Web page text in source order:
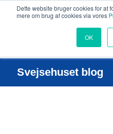
Dette website bruger cookies for at
mere om brug af cookies via vores
OK
Svejsehuset blog